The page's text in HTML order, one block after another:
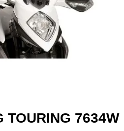
7634W